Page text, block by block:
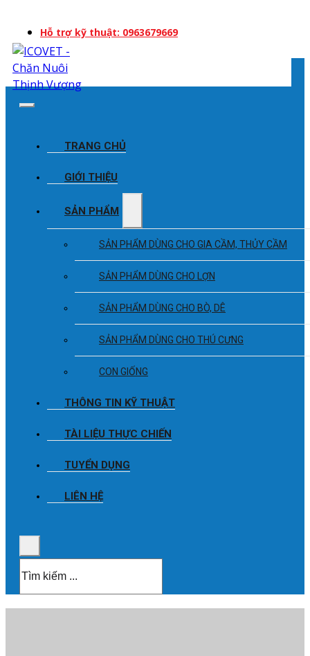
Hỗ trợ kỹ thuật: 0963679669
TRANG CHỦ
GIỚI THIỆU
SẢN PHẨM
SẢN PHẨM DÙNG CHO GIA CẦM, THỦY CẦM
SẢN PHẨM DÙNG CHO LỢN
SẢN PHẨM DÙNG CHO BÒ, DÊ
SẢN PHẨM DÙNG CHO THÚ CƯNG
CON GIỐNG
THÔNG TIN KỸ THUẬT
TÀI LIỆU THỰC CHIẾN
TUYỂN DỤNG
LIÊN HỆ
...